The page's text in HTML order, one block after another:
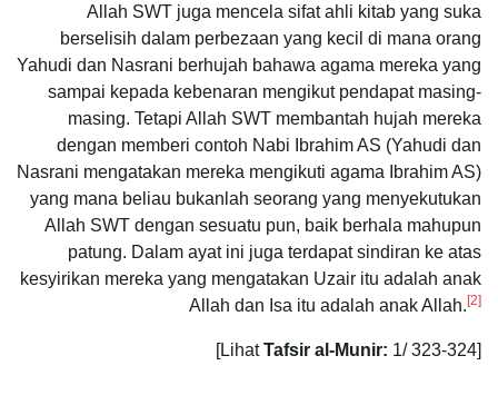
Allah SWT juga mencela sifat ahli kitab yang suka
berselisih dalam perbezaan yang kecil di mana orang
Yahudi dan Nasrani berhujah bahawa agama mereka yang
sampai kepada kebenaran mengikut pendapat masing-
masing. Tetapi Allah SWT membantah hujah mereka
dengan memberi contoh Nabi Ibrahim AS (Yahudi dan
Nasrani mengatakan mereka mengikuti agama Ibrahim AS)
yang mana beliau bukanlah seorang yang menyekutukan
Allah SWT dengan sesuatu pun, baik berhala mahupun
patung. Dalam ayat ini juga terdapat sindiran ke atas
kesyirikan mereka yang mengatakan Uzair itu adalah anak
Allah dan Isa itu adalah anak Allah.[2]
[Lihat
Tafsir al-Munir: 1/ 323-324]